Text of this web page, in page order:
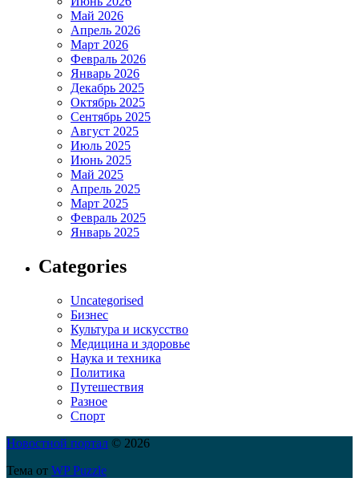
Май 2026
Апрель 2026
Март 2026
Февраль 2026
Январь 2026
Декабрь 2025
Октябрь 2025
Сентябрь 2025
Август 2025
Июль 2025
Июнь 2025
Май 2025
Апрель 2025
Март 2025
Февраль 2025
Январь 2025
Categories
Uncategorised
Бизнес
Культура и искусство
Медицина и здоровье
Наука и техника
Политика
Путешествия
Разное
Спорт
Новостной портал © 2026
Тема от WP Puzzle